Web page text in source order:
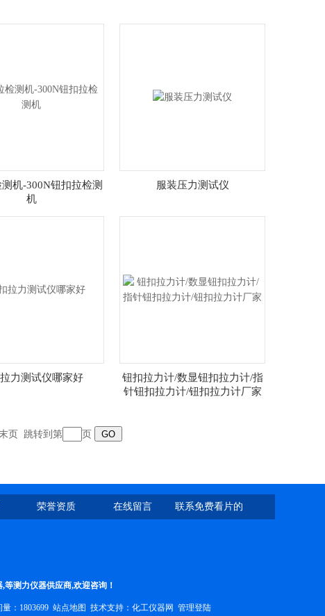
机-300N钮扣拉检测
机
服装压力测试仪
力测试仪哪家好
钮扣拉力计/数显钮扣拉力计/指
针钮扣拉力计/钮扣拉力计厂家
页 跳转到第 页
荣誉资质 在线留言 联系免费看片的
,等测力仪器供应商,欢迎咨询！
：1803699 站点地图 技术支持： 化工仪器网 管理登陆